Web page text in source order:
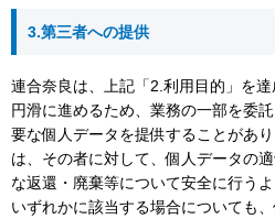
3.第三者への提供
連合奈良は、上記「2.利用目的」を
円滑に進めるため、業務の一部を委
要な個人データを提供することがあ
は、その者に対して、個人データの
な返還・廃棄等について安全に行う
いずれかに該当する場合についても